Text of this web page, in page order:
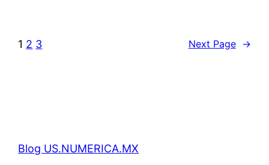
1 2 3 Next Page →
Blog US.NUMERICA.MX